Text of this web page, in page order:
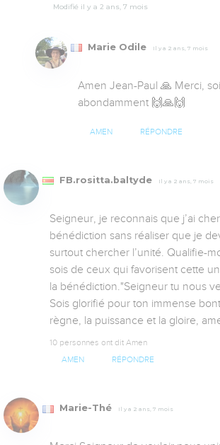
Modifié il y a 2 ans, 7 mois
Marie Odile Il y a 2 ans, 7 mois
Amen Jean-Paul 🙏 Merci,
abondamment 🙌🙏🙌
AMEN RÉPONDRE
FB.rositta.baltyde Il y a 2 ans, 7 mois
Seigneur, je reconnais que j’ai
bénédiction sans réaliser que je
surtout chercher l’unité. Qualifie-
sois de ceux qui favorisent cette
la bénédiction."Seigneur tu nous
Sois glorifié pour ton immense
règne, la puissance et la gloire,
10 personnes ont dit Amen
AMEN RÉPONDRE
Marie-Thé Il y a 2 ans, 7 mois